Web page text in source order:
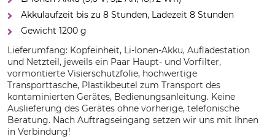
Akkulaufzeit bis zu 8 Stunden, Ladezeit 8 Stunden
Gewicht 1200 g
Lieferumfang: Kopfeinheit, Li-Ionen-Akku, Aufladestation
und Netzteil, jeweils ein Paar Haupt- und Vorfilter,
vormontierte Visierschutzfolie, hochwertige
Transporttasche, Plastikbeutel zum Transport des
kontaminierten Gerätes, Bedienungsanleitung. Keine
Auslieferung des Gerätes ohne vorherige, telefonische
Beratung. Nach Auftragseingang setzen wir uns mit Ihnen
in Verbindung!